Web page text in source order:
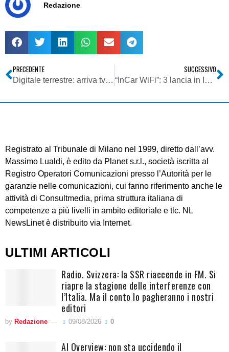
Redazione
PRECEDENTE
Digitale terrestre: arriva tv svizzera in alto Adige
SUCCESSIVO
“InCar WiFi”: 3 lancia in Inghilterra il kit per accedere a internet dalla propria autocritica
Registrato al Tribunale di Milano nel 1999, diretto dall’avv.
Massimo Lualdi, è edito da Planet s.r.l., società iscritta al
Registro Operatori Comunicazioni presso l’Autorità per le
garanzie nelle comunicazioni, cui fanno riferimento anche le
attività di Consultmedia, prima struttura italiana di
competenze a più livelli in ambito editoriale e tlc. NL
NewsLinet è distribuito via Internet.
ULTIMI ARTICOLI
Radio. Svizzera: la SSR riaccende in FM. Si
riapre la stagione delle interferenze con
l’Italia. Ma il conto lo pagheranno i nostri
editori
by Redazione 09/08/2026 0
AI Overview: non sta uccidendo il